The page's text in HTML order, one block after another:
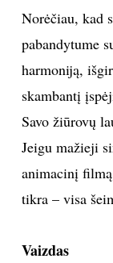
RECEPTAI
VAIKAI
KONTAKTAI
PRIVATUMO
Norėčiau, kad
pabandytume
harmoniją,
skambantį
Savo žiūrovų
Jeigu mažieji
animacinį
tikra – visa
Vaizdas